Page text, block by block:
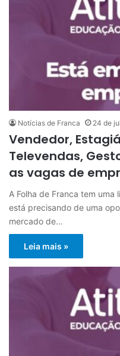
Notícias de Franca 24 de
Vendedor,
Televendas,
as vagas de
A Folha de Franca tem
está precisando de uma
mercado de…
Leia mais »